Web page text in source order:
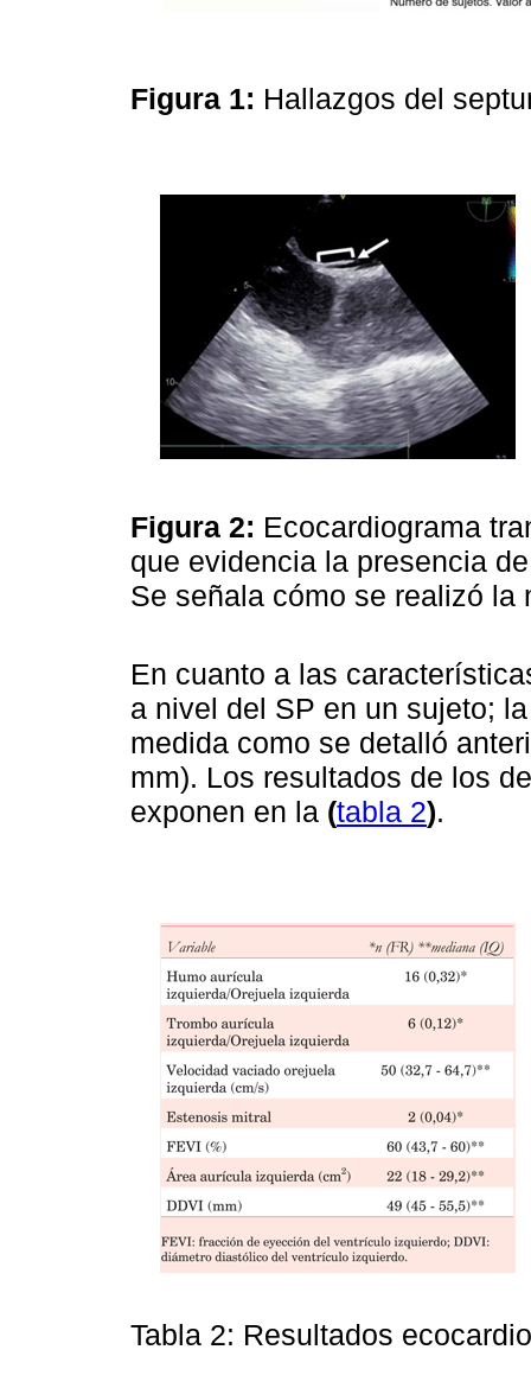
Figura 1: Hallazgos del
Figura 2: Ecocardiograma
que evidencia la presencia
Se señala cómo se realizó
En cuanto a las
a nivel del SP en un sujeto;
medida como se detalló
mm). Los resultados de los
exponen en la (tabla 2).
Tabla 2: Resultados